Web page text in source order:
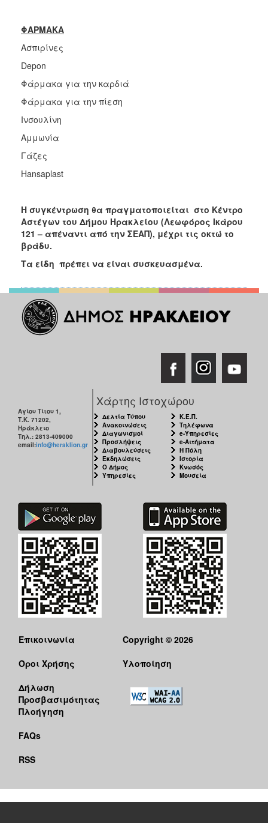
ΦΑΡΜΑΚΑ
Ασπιρίνες
Depon
Φάρμακα για την καρδιά
Φάρμακα για την πίεση
Ινσουλίνη
Αμμωνία
Γάζες
Hansaplast
Η συγκέντρωση θα πραγματοποιείται στο Κέντρο
Αστέγων του Δήμου Ηρακλείου (Λεωφόρος Ικάρου
121 – απέναντι από την ΣΕΑΠ), μέχρι τις οκτώ το
βράδυ.
Τα είδη πρέπει να είναι συσκευασμένα.
Αγίου Τίτου 1,
Τ.Κ. 71202,
Ηράκλειο
Τηλ.: 2813-409000
email:info@heraklion.gr
Χάρτης Ιστοχώρου
Δελτία Τύπου
Ανακοινώσεις
Διαγωνισμοί
Προσλήψεις
Διαβουλεύσεις
Εκδηλώσεις
Ο Δήμος
Υπηρεσίες
Κ.Ε.Π.
Τηλέφωνα
e-Υπηρεσίες
e-Αιτήματα
Η Πόλη
Ιστορία
Κνωσός
Μουσεία
Επικοινωνία
Όροι Χρήσης
Δήλωση
Προσβασιμότητας
Πλοήγηση
FAQs
RSS
Copyright © 2026
Υλοποίηση